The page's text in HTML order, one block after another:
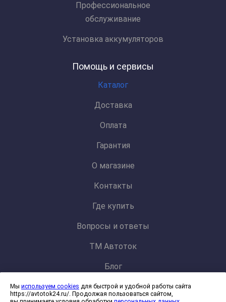
Профессиональное
обслуживание
Установка аккумуляторов
Помощь и сервисы
Каталог
Доставка
Оплата
Гарантия
О магазине
Контакты
Где купить
Вопросы и ответы
ТМ Автоток
Блог
Политика конфиденциальности и обработки персональных данных
Согласие на обработку файлов cookies
Мы используем cookies для быстрой и удобной работы сайта
https://avtotok24.ru/. Продолжая пользоваться сайтом,